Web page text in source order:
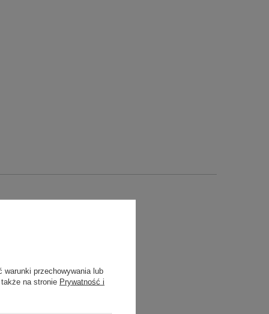
warunki przechowywania lub
na stronie Prywatność i